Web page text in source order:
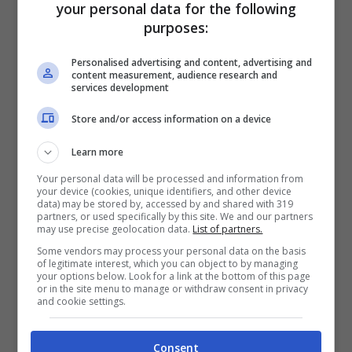
vostro regime alimentare. Quindi se siete
cercatevi un altro mestiere perché si
chiude baracca. Ovviamente, si scherza.
your personal data for the following
purposes:
Personalised advertising and content, advertising and
content measurement, audience research and
services development
Store and/or access information on a device
Learn more
Your personal data will be processed and information from
your device (cookies, unique identifiers, and other device
data) may be stored by, accessed by and shared with 319
partners, or used specifically by this site. We and our partners
may use precise geolocation data. List of partners.
Some vendors may process your personal data on the basis
of legitimate interest, which you can object to by managing
your options below. Look for a link at the bottom of this page
or in the site menu to manage or withdraw consent in privacy
and cookie settings.
Consent